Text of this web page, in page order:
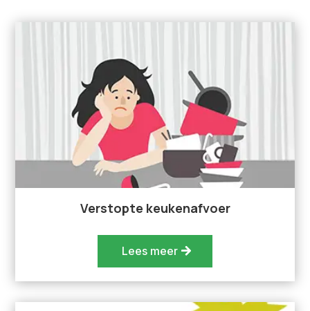
Verstopte keukenafvoer
Lees meer